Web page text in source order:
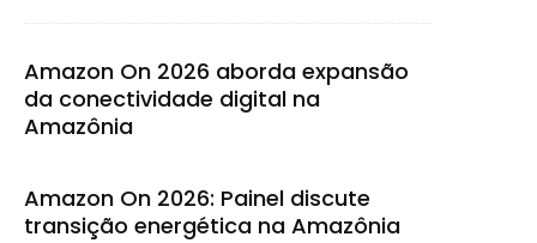
Amazon On 2026 aborda expansão
da conectividade digital na
Amazônia
Amazon On 2026: Painel discute
transição energética na Amazônia